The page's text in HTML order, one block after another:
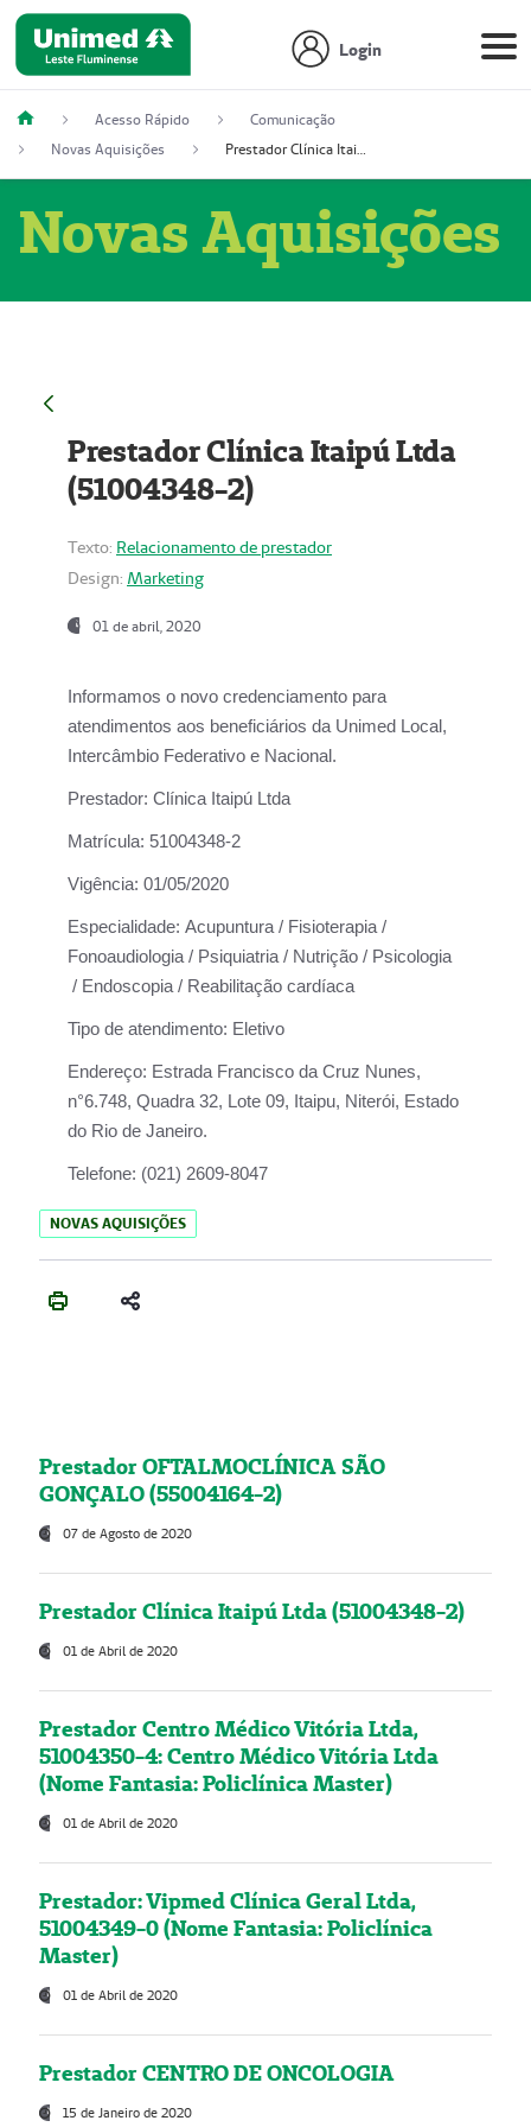
Login
Acesso Rápido
Comunicação
Novas Aquisições
Prestador Clínica Itaipú Ltda (51004348-2)
Novas Aquisições
Prestador Clínica Itaipú Ltda
(51004348-2)
Texto: Relacionamento de prestador
Design: Marketing
01 de abril, 2020
Informamos o novo credenciamento para
atendimentos aos beneficiários da Unimed Local,
Intercâmbio Federativo e Nacional.
Prestador: Clínica Itaipú Ltda
Matrícula: 51004348-2
Vigência: 01/05/2020
Especialidade: Acupuntura / Fisioterapia /
Fonoaudiologia / Psiquiatria / Nutrição / Psicologia
/ Endoscopia / Reabilitação cardíaca
Tipo de atendimento: Eletivo
Endereço: Estrada Francisco da Cruz Nunes,
n°6.748, Quadra 32, Lote 09, Itaipu, Niterói, Estado
do Rio de Janeiro.
Telefone: (021) 2609-8047
NOVAS AQUISIÇÕES
Prestador OFTALMOCLÍNICA SÃO
GONÇALO (55004164-2)
07 de Agosto de 2020
Prestador Clínica Itaipú Ltda (51004348-2)
01 de Abril de 2020
Prestador Centro Médico Vitória Ltda,
51004350-4: Centro Médico Vitória Ltda
(Nome Fantasia: Policlínica Master)
01 de Abril de 2020
Prestador: Vipmed Clínica Geral Ltda,
51004349-0 (Nome Fantasia: Policlínica
Master)
01 de Abril de 2020
Prestador CENTRO DE ONCOLOGIA
15 de Janeiro de 2020